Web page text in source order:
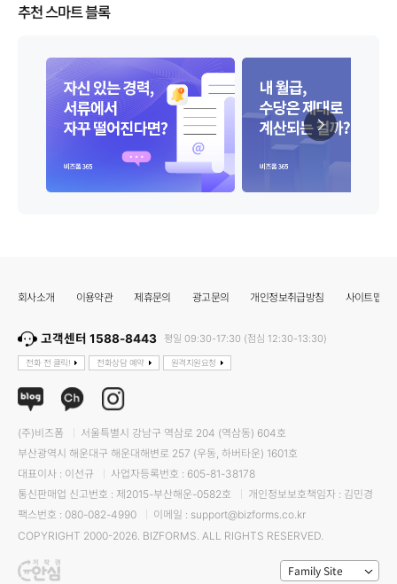
추천 스마트 블록
회사소개 이용약관 제휴문의 광고문의 개인정보취급방침 사이트맵
고객센터 1588-8443 평일 09:30-17:30 (점심 12:30-13:30)
전화 전 클릭! 전화상담 예약 원격지원요청
(주)비즈폼
서울특별시 강남구 역삼로 204 (역삼동) 604호
부산광역시 해운대구 해운대해변로 257 (우동, 하버타운) 1601호
대표이사 : 이선규
사업자등록번호 : 605-81-38178
통신판매업 신고번호 : 제2015-부산해운-0582호
개인정보보호책임자 : 김민경
팩스번호 : 080-082-4990
이메일 : support@bizforms.co.kr
COPYRIGHT 2000-2026. BIZFORMS. ALL RIGHTS RESERVED.
Family Site